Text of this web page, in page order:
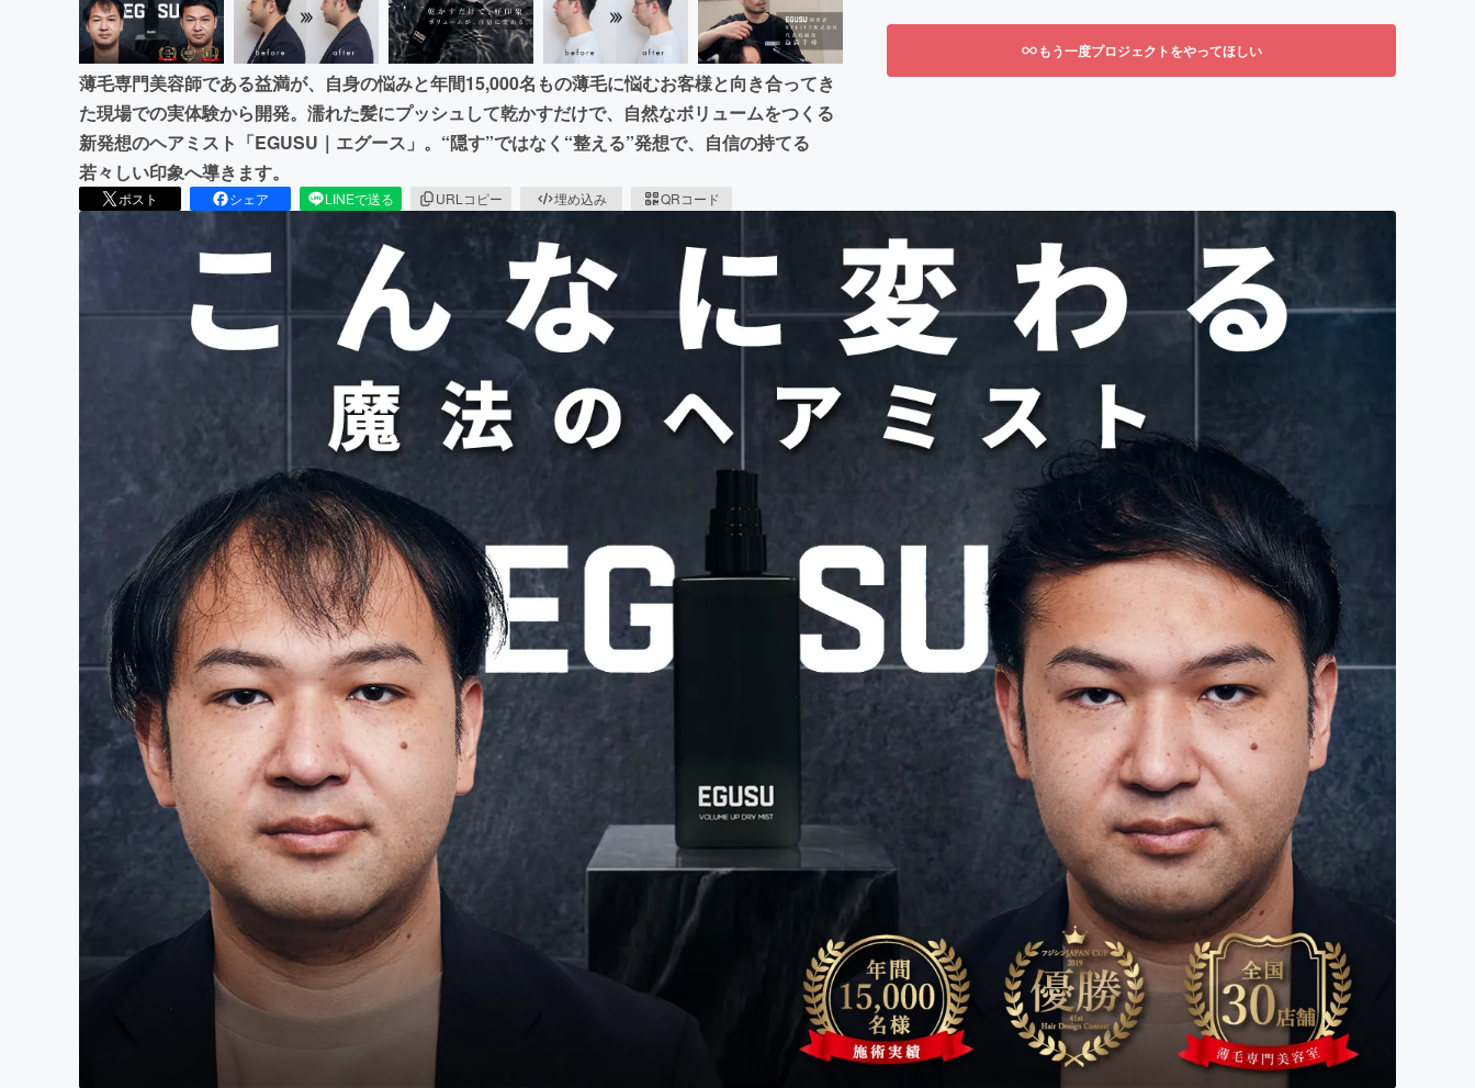
薄毛専門美容師である益満が、自身の悩みと年間15,000名もの薄毛に悩むお客様と向き合ってき
た現場での実体験から開発。濡れた髪にプッシュして乾かすだけで、自然なボリュームをつくる
新発想のヘアミスト「EGUSU｜エグース」。“隠す”ではなく“整える”発想で、自信の持てる
若々しい印象へ導きます。
ポスト シェア LINEで送る URLコピー 埋め込み QRコード
もう一度プロジェクトをやってほしい